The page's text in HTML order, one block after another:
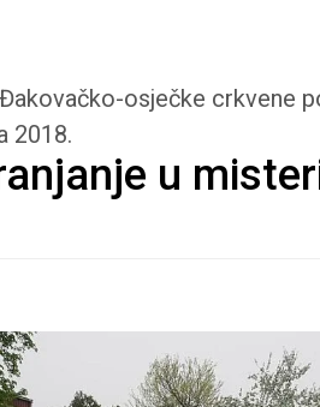
osječke crkvene
2018.
u